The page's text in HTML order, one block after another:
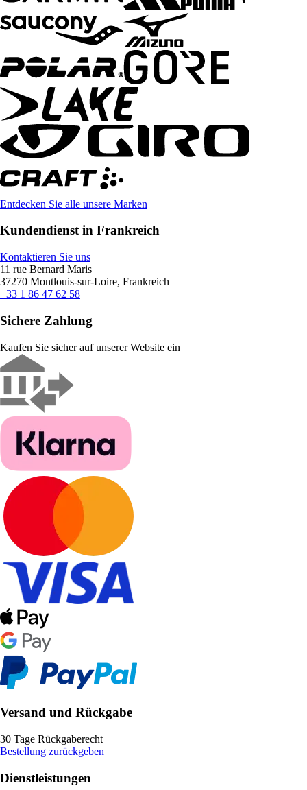
Entdecken Sie alle unsere Marken
Kundendienst in Frankreich
Kontaktieren Sie uns
11 rue Bernard Maris
37270 Montlouis-sur-Loire, Frankreich
+33 1 86 47 62 58
Sichere Zahlung
Kaufen Sie sicher auf unserer Website ein
Versand und Rückgabe
30 Tage Rückgaberecht
Bestellung zurückgeben
Dienstleistungen